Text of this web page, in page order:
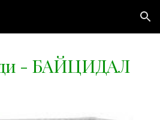
Skip to navigation
- БАЙЦИДАЛ